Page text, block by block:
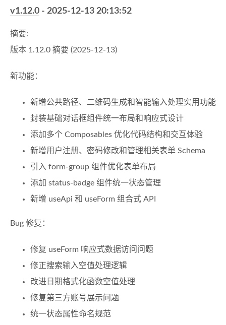
v1.12.0 - 2025-12-13 20:13:52
摘要:
版本 1.12.0 摘要 (2025-12-13)
新功能：
新增公共路径、二维码生成和智能输入处理实用功能
封装基础对话框组件统一布局和响应式设计
添加多个 Composables 优化代码结构和交互体验
新增用户注册、密码修改和管理相关表单 Schema
引入 form-group 组件优化表单布局
添加 status-badge 组件统一状态管理
新增 useApi 和 useForm 组合式 API
Bug 修复：
修复 useForm 响应式数据访问问题
修正搜索输入空值处理逻辑
改进日期格式化函数空值处理
修复第三方账号展示问题
统一状态属性命名规范